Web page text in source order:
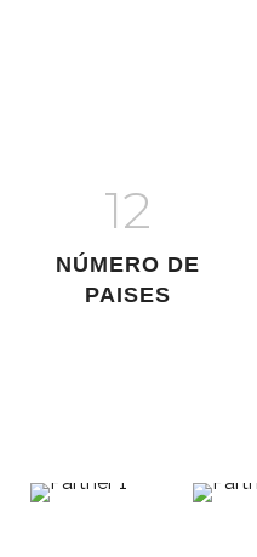
12
NÚMERO DE
PAISES